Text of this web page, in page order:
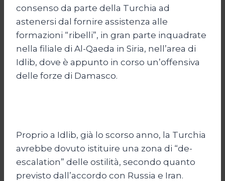
consenso da parte della Turchia ad
astenersi dal fornire assistenza alle
formazioni “ribelli”, in gran parte inquadrate
nella filiale di Al-Qaeda in Siria, nell’area di
Idlib, dove è appunto in corso un’offensiva
delle forze di Damasco.
Proprio a Idlib, già lo scorso anno, la Turchia
avrebbe dovuto istituire una zona di “de-
escalation” delle ostilità, secondo quanto
previsto dall’accordo con Russia e Iran.